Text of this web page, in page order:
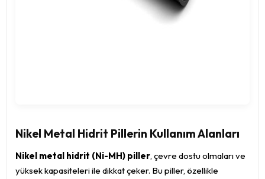
Nikel Metal Hidrit Pillerin Kullanım Alanları
Nikel metal hidrit (Ni-MH) piller, çevre dostu olmaları ve
yüksek kapasiteleri ile dikkat çeker. Bu piller, özellikle